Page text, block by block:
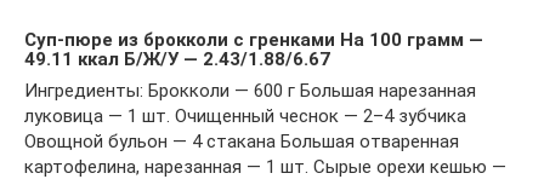
Суп-пюре из брокколи с гренками На 100 грамм —
49.11 ккал Б/Ж/У — 2.43/1.88/6.67
Ингредиенты: Брокколи — 600 г Большая нарезанная
луковица — 1 шт. Очищенный чеснок — 2–4 зубчика
Овощной бульон — 4 стакана Большая отваренная
картофелина, нарезанная — 1 шт. Сырые орехи кешью —